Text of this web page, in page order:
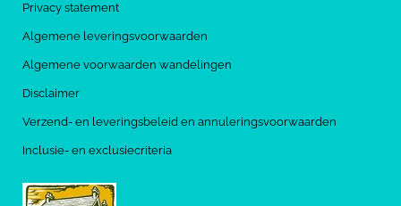
Privacy statement
Algemene leveringsvoorwaarden
Algemene voorwaarden wandelingen
Disclaimer
Verzend- en leveringsbeleid en annuleringsvoorwaarden
Inclusie- en exclusiecriteria